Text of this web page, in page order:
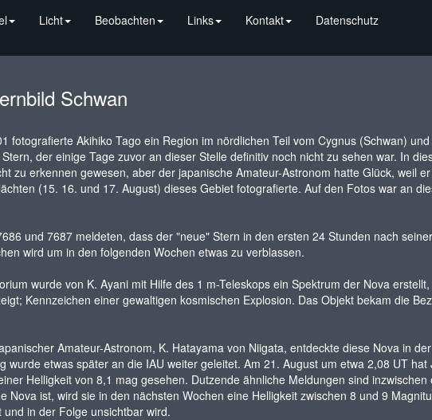
Licht Beobachten Links Kontakt Datenschutz
Schwan
fotografierte Akihiko Tago ein Region im nördlichen Teil vom Cygnus (Schwan)
der einige Tage zuvor an dieser Stelle definitiv noch nicht zu sehen war. In
zu erkennen gewesen, aber der japanische Amateur-Astronom hatte Glück, weil
(15. 16. und 17. August) dieses Gebiet fotografierte. Auf den Fotos war an
und 7687 meldeten, dass der "neue" Stern in den ersten 24 Stunden nach
wird um in den folgenden Wochen etwas zu verblassen.
wurde von K. Ayani mit Hilfe des 1 m-Teleskops ein Spektrum der Nova
Kennzeichen einer gewaltigen kosmischen Explosion. Das Objekt bekam die
Amateur-Astronom, K. Hatayama von Niigata, entdeckte diese Nova in
wurde etwas später an die IAU weiter geleitet. Am 21. August um etwa 2,08 UT
Helligkeit von 8,1 mag gesehen. Dutzende ähnliche Meldungen sind
Nova ist, wird sie in den nächsten Wochen eine Helligkeit zwischen 8 und 9
in der Folge unsichtbar wird.